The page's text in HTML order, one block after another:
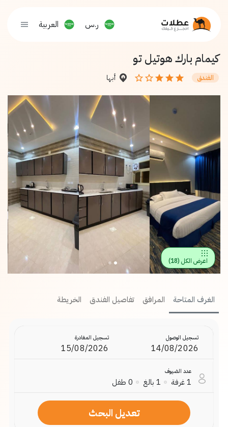
ر.س العربية
كيمام بارك هوتيل تو
الفندق أبها
اعرض الكل (
18
)
الغرف المتاحة المرافق تفاصيل الفندق الخريطة
تسجيل الوصول تسجيل المغادرة
عدد الضيوف
1غرفة 1 بالغ 0 طفل
تعديل البحث